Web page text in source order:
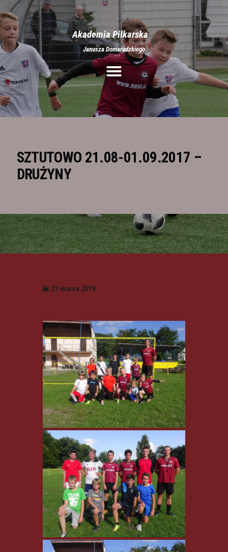
Akademia Piłkarska
Janusza Domaradzkiego
SZTUTOWO 21.08-01.09.2017 –
DRUŻYNY
Aktualności
O nas
Treningi
Obozy
Galeria
Stroje
21 marca 2019